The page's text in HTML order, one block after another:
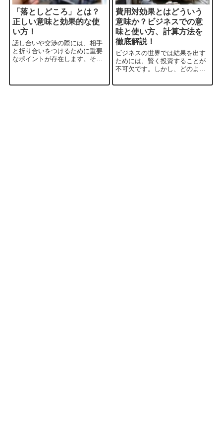
「落としどころ」とは？
正しい意味と効果的な使
い方！
話し合いや交渉の際には、相手
と折り合いをつけるために重要
なポイントが存在します。それ
理解しているでしょうか？本記
費用対効果とはどういう
意味か？ビジネスでの意
味と使い方、計算方法を
徹底解説！
ビジネスの世界では結果を出す
ためには、賢く投資することが
不可欠です。しかし、どのよう
し、最大の成果を引き出せるの